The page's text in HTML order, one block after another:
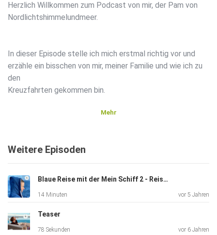
Herzlich Willkommen zum Podcast von mir, der Pam von
Nordlichtshimmelundmeer.
In dieser Episode stelle ich mich erstmal richtig vor und
erzähle ein bisschen von mir, meiner Familie und wie ich zu
den
Kreuzfahrten gekommen bin.
Viel Spaß beim Reinhören!
Mehr
Weitere Episoden
Blaue Reise mit der Mein Schiff 2 - Reisebericht
14 Minuten vor 5 Jahren
Teaser
78 Sekunden vor 6 Jahren